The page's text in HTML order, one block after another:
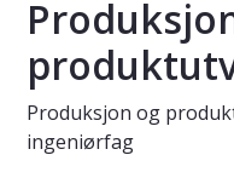
Produksjon og
ingeniørfag